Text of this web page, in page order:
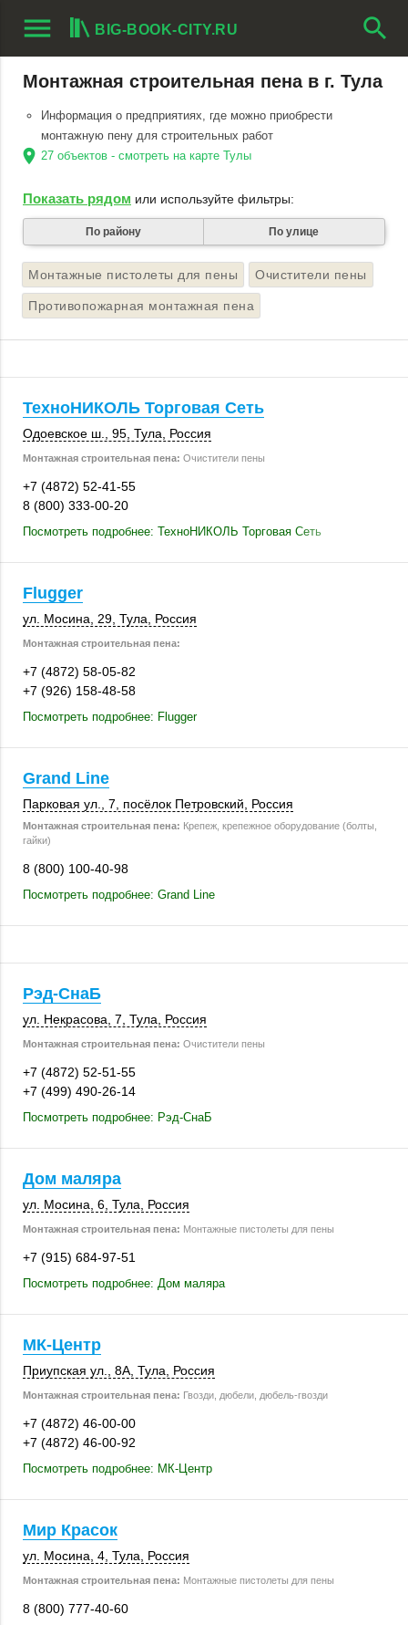
menu BIG-BOOK-CITY.RU search
Монтажная строительная пена в г. Тула
Информация о предприятиях, где можно приобрести
монтажную пену для строительных работ
location_on 27 объектов - смотреть на карте Тулы
Показать рядом или используйте фильтры:
По району По улице
Монтажные пистолеты для пены Очистители пены
Противопожарная монтажная пена
ТехноНИКОЛЬ Торговая Сеть
Одоевское ш., 95 Тула Россия
Монтажная строительная пена: Очистители пены
+7 (4872) 52-41-55
8 (800) 333-00-20
Посмотреть подробнее: ТехноНИКОЛЬ Торговая Сеть
Flugger
ул. Мосина, 29 Тула Россия
Монтажная строительная пена:
+7 (4872) 58-05-82
+7 (926) 158-48-58
Посмотреть подробнее: Flugger
Grand Line
Парковая ул., 7 посёлок Петровский Россия
Монтажная строительная пена: Крепеж, крепежное оборудование (болты,
гайки)
8 (800) 100-40-98
Посмотреть подробнее: Grand Line
Рэд-СнаБ
ул. Некрасова, 7 Тула Россия
Монтажная строительная пена: Очистители пены
+7 (4872) 52-51-55
+7 (499) 490-26-14
Посмотреть подробнее: Рэд-СнаБ
Дом маляра
ул. Мосина, 6 Тула Россия
Монтажная строительная пена: Монтажные пистолеты для пены
+7 (915) 684-97-51
Посмотреть подробнее: Дом маляра
МК-Центр
Приупская ул., 8А Тула Россия
Монтажная строительная пена: Гвозди, дюбели, дюбель-гвозди
+7 (4872) 46-00-00
+7 (4872) 46-00-92
Посмотреть подробнее: МК-Центр
Мир Красок
ул. Мосина, 4 Тула Россия
Монтажная строительная пена: Монтажные пистолеты для пены
8 (800) 777-40-60